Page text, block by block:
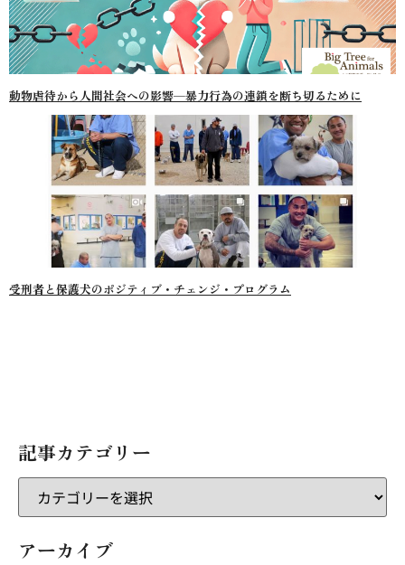
動物虐待から人間社会への影響—暴力行為の連鎖を断ち切るために
受刑者と保護犬のポジティブ・チェンジ・プログラム
記事カテゴリー
アーカイブ